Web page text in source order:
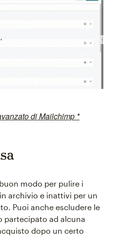
di Mailchimp *
modo per pulire i
archivio e inattivi per un
Puoi anche escludere le
partecipato ad alcuna
dopo un certo